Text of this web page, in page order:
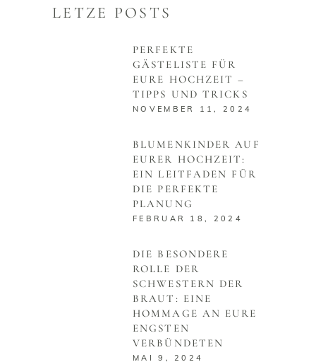
LETZE POSTS
PERFEKTE
GÄSTELISTE FÜR
EURE HOCHZEIT –
TIPPS UND TRICKS
NOVEMBER 11, 2024
BLUMENKINDER AUF
EURER HOCHZEIT:
EIN LEITFADEN FÜR
DIE PERFEKTE
PLANUNG
FEBRUAR 18, 2024
DIE BESONDERE
ROLLE DER
SCHWESTERN DER
BRAUT: EINE
HOMMAGE AN EURE
ENGSTEN
VERBÜNDETEN
MAI 9, 2024